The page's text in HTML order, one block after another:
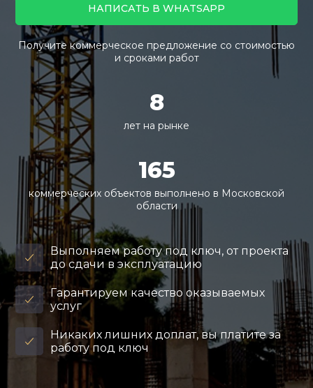
НАПИСАТЬ В WHATSAPP
Получите коммерческое предложение со стоимостью
и сроками работ
8
лет на рынке
165
коммерческих объектов выполнено в Московской
области
Выполняем работу под ключ, от проекта
до сдачи в эксплуатацию
Гарантируем качество оказываемых
услуг
Никаких лишних доплат, вы платите за
работу под ключ